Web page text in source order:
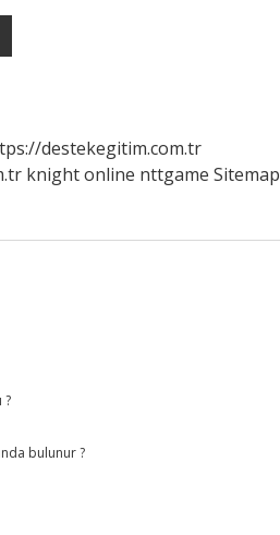
destekegitim.com.tr
knight online nttgame Sitemap
?
bulunur ?